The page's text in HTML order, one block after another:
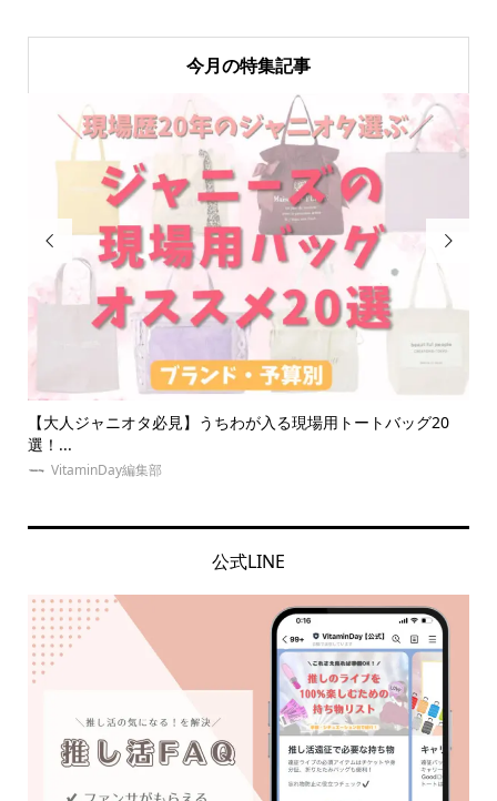
今月の特集記事

グ20
夏！東京・推し活にオススメのホテルとは？女子会・本人不
の誕...
ゆめみぃ

公式LINE